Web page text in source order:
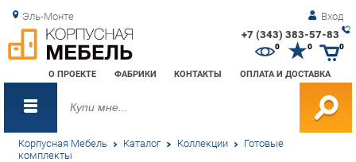
Эль-Монте Вход
+7 (343) 383-57-83
О ПРОЕКТЕ ФАБРИКИ КОНТАКТЫ ОПЛАТА И ДОСТАВКА
0 0
Корпусная Мебель Каталог Коллекции Готовые
комплекты